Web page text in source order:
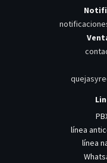
línea
línea